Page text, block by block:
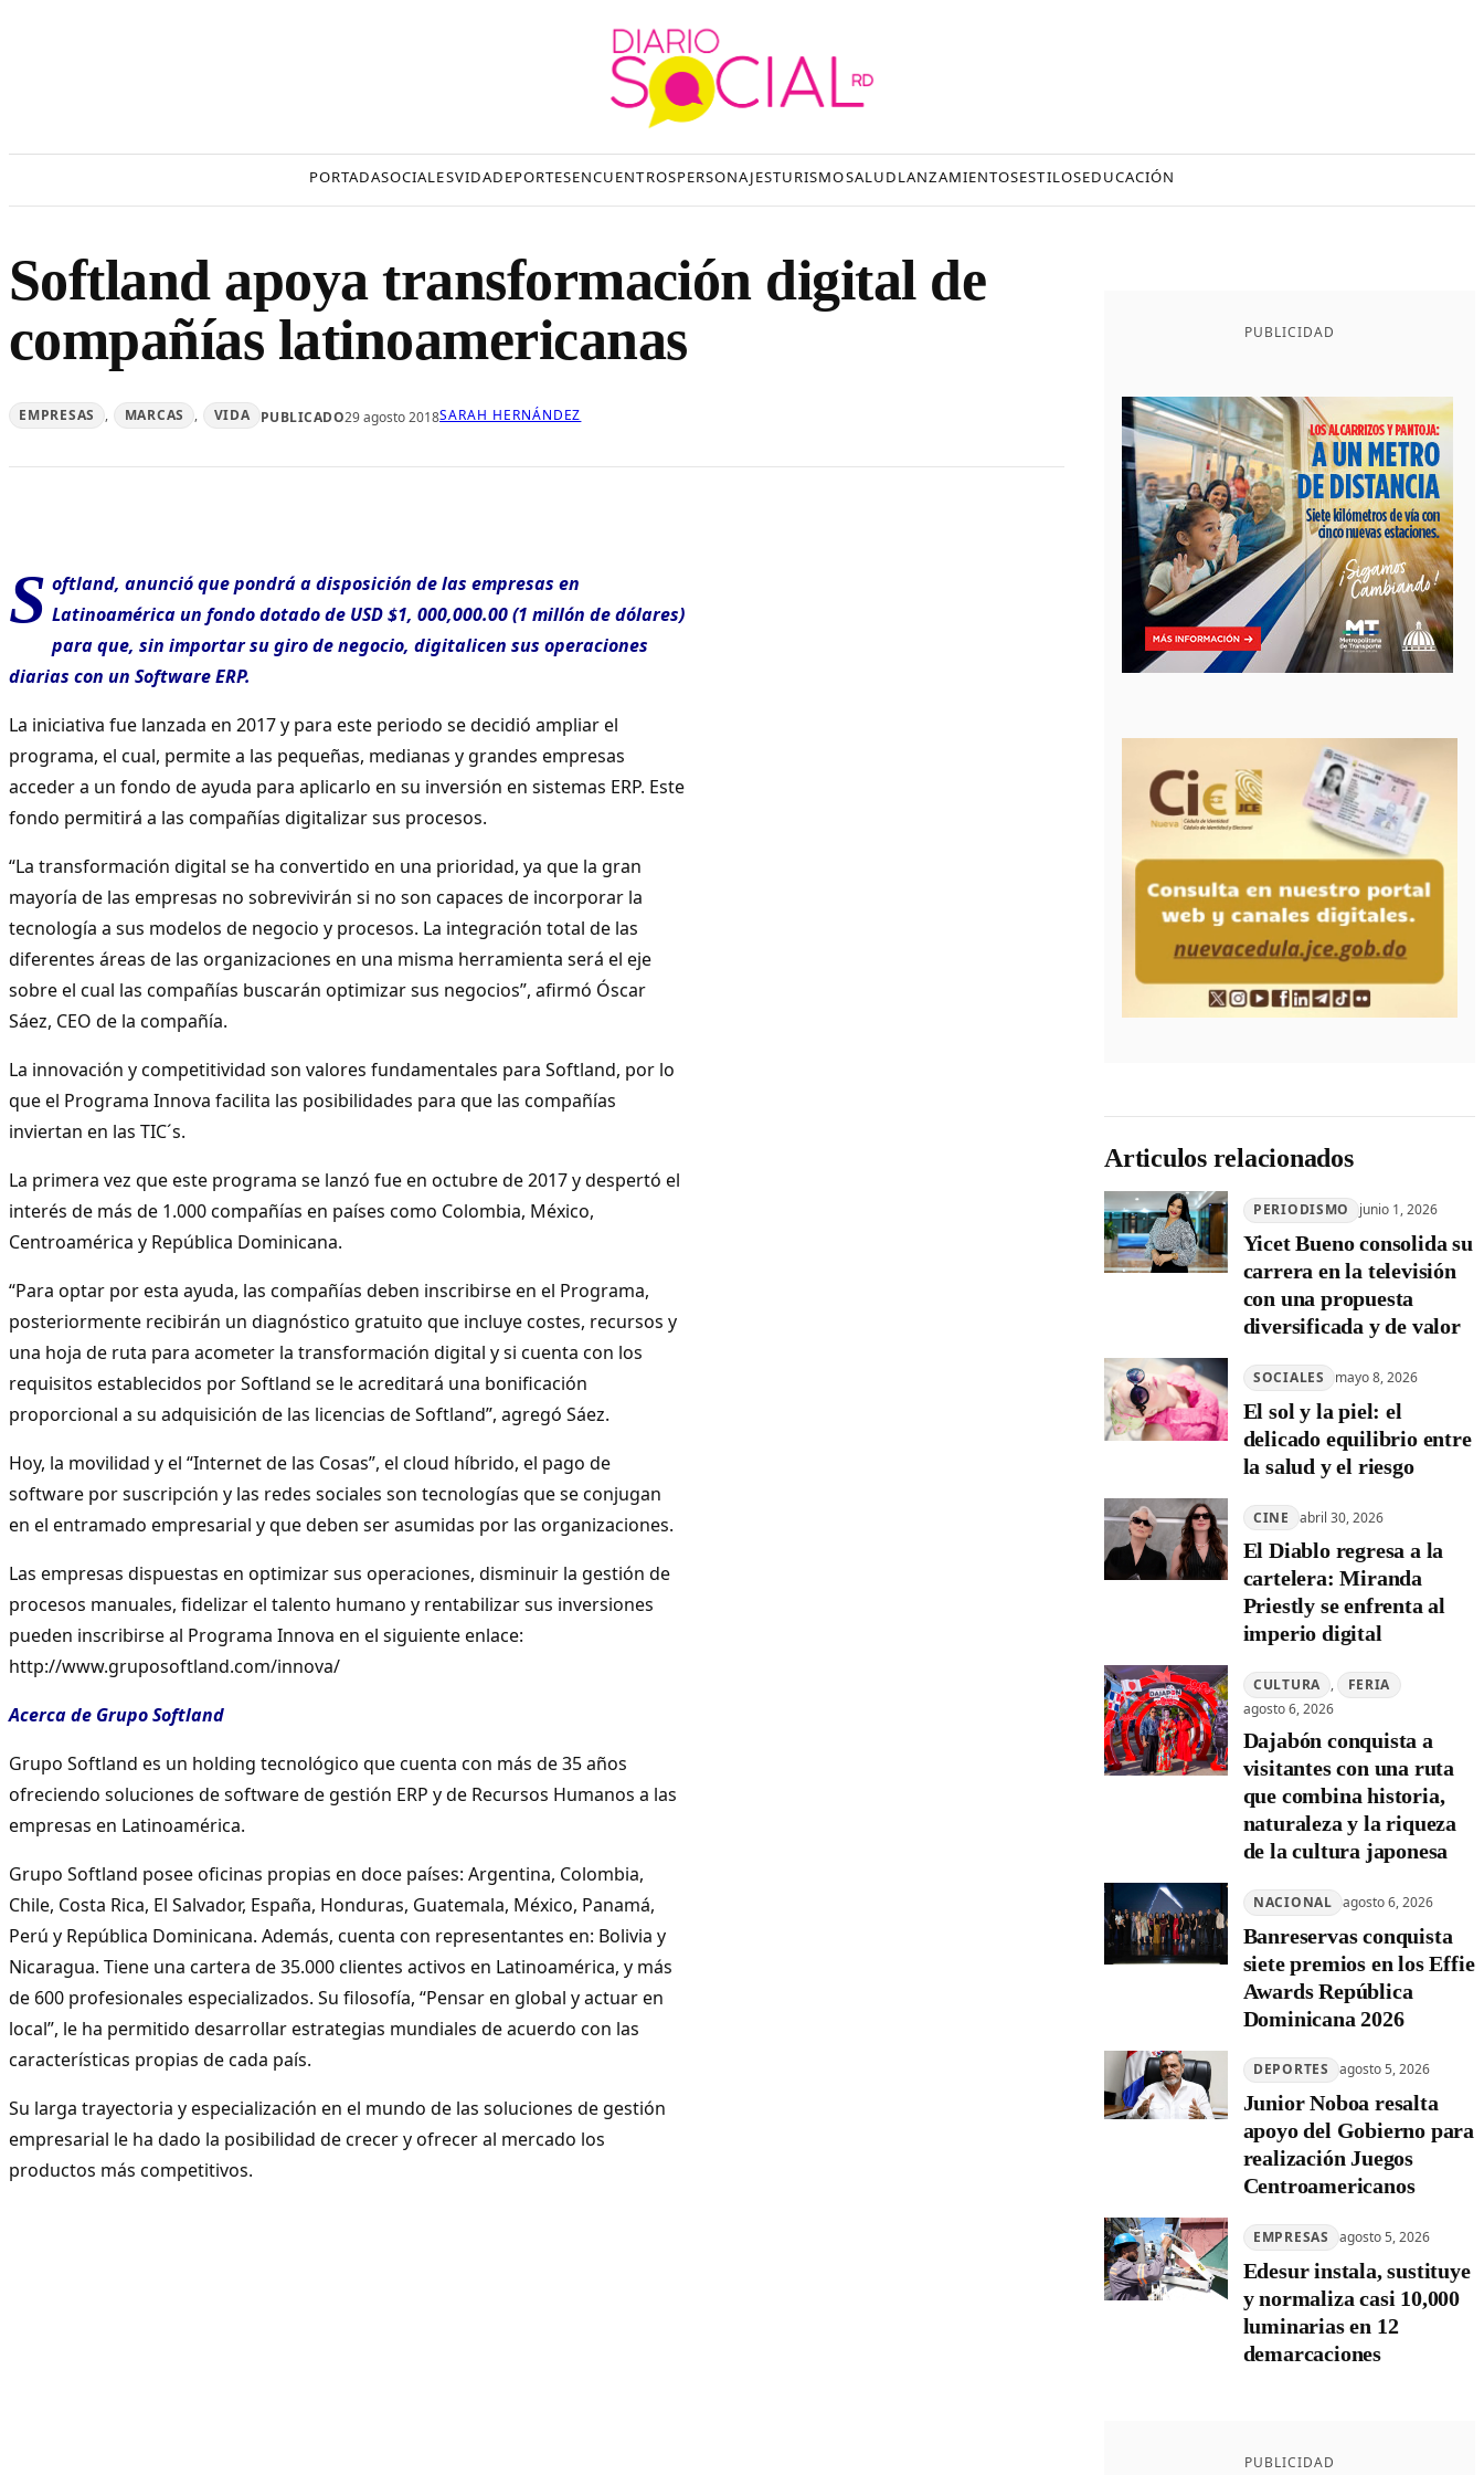
PORTADASOCIALESVIDADEPORTESENCUENTROSPERSONAJESTURISMOSALUDLANZAMIENTOSESTILOSEDUCACIÓN
Softland apoya transformación digital de
compañías latinoamericanas
EMPRESAS , MARCAS , VIDA PUBLICADO29 agosto 2018SARAH HERNÁNDEZ
S oftland, anunció que pondrá a disposición de las empresas en
Latinoamérica un fondo dotado de USD $1, 000,000.00 (1 millón de dólares)
para que, sin importar su giro de negocio, digitalicen sus operaciones
diarias con un Software ERP.
La iniciativa fue lanzada en 2017 y para este periodo se decidió ampliar el
programa, el cual, permite a las pequeñas, medianas y grandes empresas
acceder a un fondo de ayuda para aplicarlo en su inversión en sistemas ERP. Este
fondo permitirá a las compañías digitalizar sus procesos.
“La transformación digital se ha convertido en una prioridad, ya que la gran
mayoría de las empresas no sobrevivirán si no son capaces de incorporar la
tecnología a sus modelos de negocio y procesos. La integración total de las
diferentes áreas de las organizaciones en una misma herramienta será el eje
sobre el cual las compañías buscarán optimizar sus negocios”, afirmó Óscar
Sáez, CEO de la compañía.
La innovación y competitividad son valores fundamentales para Softland, por lo
que el Programa Innova facilita las posibilidades para que las compañías
inviertan en las TIC´s.
La primera vez que este programa se lanzó fue en octubre de 2017 y despertó el
interés de más de 1.000 compañías en países como Colombia, México,
Centroamérica y República Dominicana.
“Para optar por esta ayuda, las compañías deben inscribirse en el Programa,
posteriormente recibirán un diagnóstico gratuito que incluye costes, recursos y
una hoja de ruta para acometer la transformación digital y si cuenta con los
requisitos establecidos por Softland se le acreditará una bonificación
proporcional a su adquisición de las licencias de Softland”, agregó Sáez.
Hoy, la movilidad y el “Internet de las Cosas”, el cloud híbrido, el pago de
software por suscripción y las redes sociales son tecnologías que se conjugan
en el entramado empresarial y que deben ser asumidas por las organizaciones.
Las empresas dispuestas en optimizar sus operaciones, disminuir la gestión de
procesos manuales, fidelizar el talento humano y rentabilizar sus inversiones
pueden inscribirse al Programa Innova en el siguiente enlace:
http://www.gruposoftland.com/innova/
Acerca de Grupo Softland
Grupo Softland es un holding tecnológico que cuenta con más de 35 años
ofreciendo soluciones de software de gestión ERP y de Recursos Humanos a las
empresas en Latinoamérica.
Grupo Softland posee oficinas propias en doce países: Argentina, Colombia,
Chile, Costa Rica, El Salvador, España, Honduras, Guatemala, México, Panamá,
Perú y República Dominicana. Además, cuenta con representantes en: Bolivia y
Nicaragua. Tiene una cartera de 35.000 clientes activos en Latinoamérica, y más
de 600 profesionales especializados. Su filosofía, “Pensar en global y actuar en
local”, le ha permitido desarrollar estrategias mundiales de acuerdo con las
características propias de cada país.
Su larga trayectoria y especialización en el mundo de las soluciones de gestión
empresarial le ha dado la posibilidad de crecer y ofrecer al mercado los
productos más competitivos.
PUBLICIDAD
Articulos relacionados
PERIODISMO junio 1, 2026
Yicet Bueno consolida su
carrera en la televisión
con una propuesta
diversificada y de valor
SOCIALES mayo 8, 2026
El sol y la piel: el
delicado equilibrio entre
la salud y el riesgo
CINE abril 30, 2026
El Diablo regresa a la
cartelera: Miranda
Priestly se enfrenta al
imperio digital
CULTURA ,
FERIA
agosto 6, 2026
Dajabón conquista a
visitantes con una ruta
que combina historia,
naturaleza y la riqueza
de la cultura japonesa
NACIONAL agosto 6, 2026
Banreservas conquista
siete premios en los Effie
Awards República
Dominicana 2026
DEPORTES agosto 5, 2026
Junior Noboa resalta
apoyo del Gobierno para
realización Juegos
Centroamericanos
EMPRESAS agosto 5, 2026
Edesur instala, sustituye
y normaliza casi 10,000
luminarias en 12
demarcaciones
PUBLICIDAD